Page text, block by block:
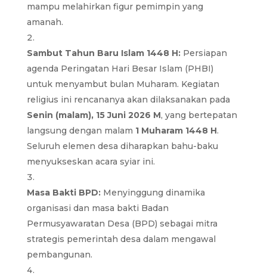
mampu melahirkan figur pemimpin yang
amanah.
Sambut Tahun Baru Islam 1448 H:Persiapan
agenda Peringatan Hari Besar Islam (PHBI)
untuk menyambut bulan Muharam. Kegiatan
religius ini rencananya akan dilaksanakan pada
Senin (malam), 15 Juni 2026 M, yang bertepatan
langsung dengan malam 1 Muharam 1448 H.
Seluruh elemen desa diharapkan bahu-baku
menyukseskan acara syiar ini.
Masa Bakti BPD:Menyinggung dinamika
organisasi dan masa bakti Badan
Permusyawaratan Desa (BPD) sebagai mitra
strategis pemerintah desa dalam mengawal
pembangunan.